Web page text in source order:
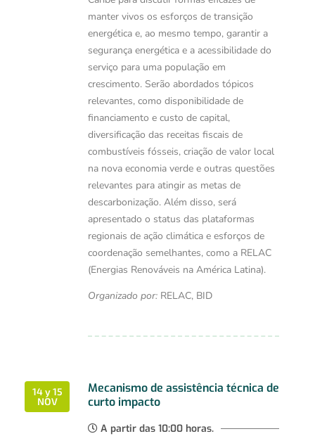
manter vivos os esforços de transição
energética e, ao mesmo tempo, garantir a
segurança energética e a acessibilidade do
serviço para uma população em
crescimento. Serão abordados tópicos
relevantes, como disponibilidade de
financiamento e custo de capital,
diversificação das receitas fiscais de
combustíveis fósseis, criação de valor local
na nova economia verde e outras questões
relevantes para atingir as metas de
descarbonização. Além disso, será
apresentado o status das plataformas
regionais de ação climática e esforços de
coordenação semelhantes, como a RELAC
(Energias Renováveis na América Latina).
Organizado por: RELAC, BID
14 y 15
NOV
Mecanismo de assistência técnica de
curto impacto
A partir das 10:00 horas.